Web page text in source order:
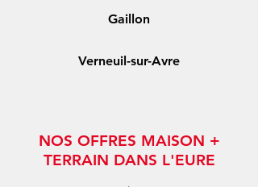
Gaillon
Verneuil-sur-Avre
NOS OFFRES MAISON +
TERRAIN DANS L'EURE